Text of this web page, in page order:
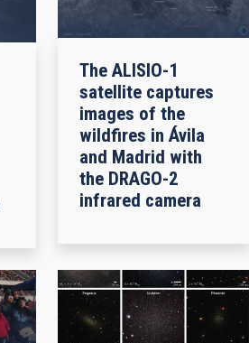
The ALISIO-1
satellite captures
images of the
wildfires in Ávila
and Madrid with
the DRAGO-2
infrared camera